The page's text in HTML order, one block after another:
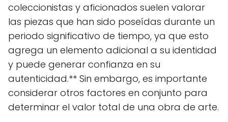
coleccionistas y aficionados suelen valorar
las piezas que han sido poseídas durante un
periodo significativo de tiempo, ya que esto
agrega un elemento adicional a su identidad
y puede generar confianza en su
autenticidad.** Sin embargo, es importante
considerar otros factores en conjunto para
determinar el valor total de una obra de arte.